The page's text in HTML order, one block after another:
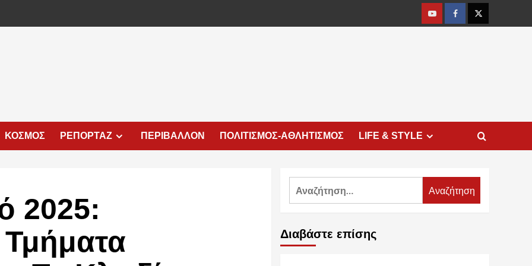
YoutubeFacebookTwitter
ΚΟΣΜΟΣ ΡΕΠΟΡΤΑΖ ΠΕΡΙΒΑΛΛΟΝ ΠΟΛΙΤΙΣΜΟΣ-ΑΘΛΗΤΙΣΜΟΣ LIFE & STYLE
2025:
Αναζήτηση
Διαβάστε επίσης